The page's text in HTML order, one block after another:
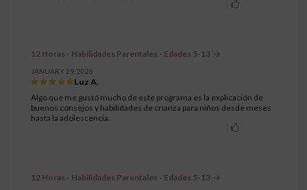
12 Horas - Habilidades Parentales - Edades 5-13
JANUARY 29, 2026
Luz A.
Algo que me gustó mucho de este programa es la explicación de
buenos consejos y habilidades de crianza para niños desde meses
hasta la adolescencia.
12 Horas - Habilidades Parentales - Edades 5-13